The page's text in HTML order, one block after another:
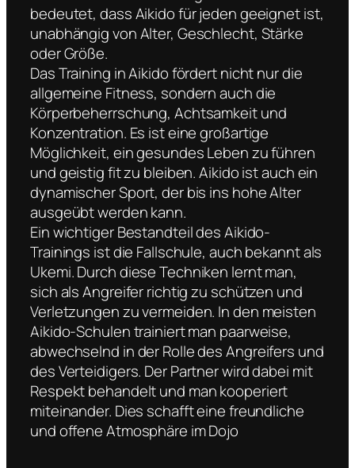
bedeutet, dass Aikido für jeden geeignet ist,
unabhängig von Alter, Geschlecht, Stärke
oder Größe.
Das Training in Aikido fördert nicht nur die
allgemeine Fitness, sondern auch die
Körperbeherrschung, Achtsamkeit und
Konzentration. Es ist eine großartige
Möglichkeit, ein gesundes Leben zu führen
und geistig fit zu bleiben. Aikido ist auch ein
dynamischer Sport, der bis ins hohe Alter
ausgeübt werden kann.
Ein wichtiger Bestandteil des Aikido-
Trainings ist die Fallschule, auch bekannt als
Ukemi. Durch diese Techniken lernt man,
sich als Angreifer richtig zu schützen und
Verletzungen zu vermeiden. In den meisten
Aikido-Schulen trainiert man paarweise,
abwechselnd in der Rolle des Angreifers und
des Verteidigers. Der Partner wird dabei mit
Respekt behandelt und man kooperiert
miteinander. Dies schafft eine freundliche
und offene Atmosphäre im Dojo